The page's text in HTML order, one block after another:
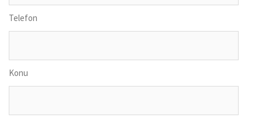
Telefon
Konu